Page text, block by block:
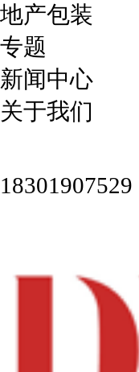
地产包装
专题
新闻中心
关于我们
18301907529